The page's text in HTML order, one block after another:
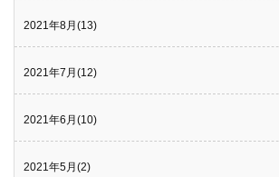
2021年8月(13)
2021年7月(12)
2021年6月(10)
2021年5月(2)